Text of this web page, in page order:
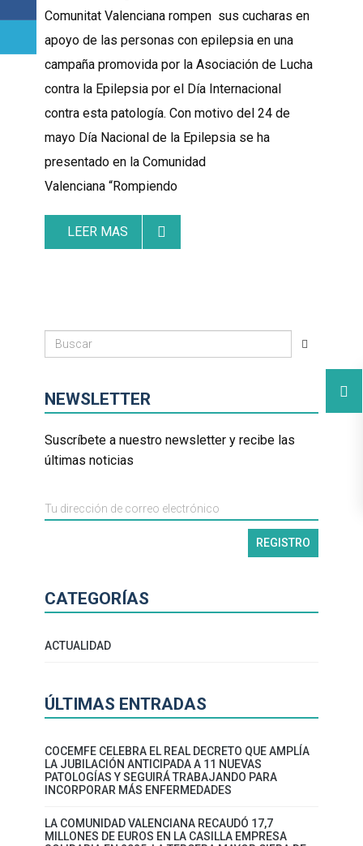
Comunitat Valenciana rompen sus cucharas en
apoyo de las personas con epilepsia en una
campaña promovida por la Asociación de Lucha
contra la Epilepsia por el Día Internacional
contra esta patología. Con motivo del 24 de
mayo Día Nacional de la Epilepsia se ha
presentado en la Comunidad
Valenciana “Rompiendo
LEER MAS
NEWSLETTER
Suscríbete a nuestro newsletter y recibe las
últimas noticias
CATEGORÍAS
ACTUALIDAD
ÚLTIMAS ENTRADAS
COCEMFE CELEBRA EL REAL DECRETO QUE AMPLÍA
LA JUBILACIÓN ANTICIPADA A 11 NUEVAS
PATOLOGÍAS Y SEGUIRÁ TRABAJANDO PARA
INCORPORAR MÁS ENFERMEDADES
LA COMUNIDAD VALENCIANA RECAUDÓ 17,7
MILLONES DE EUROS EN LA CASILLA EMPRESA